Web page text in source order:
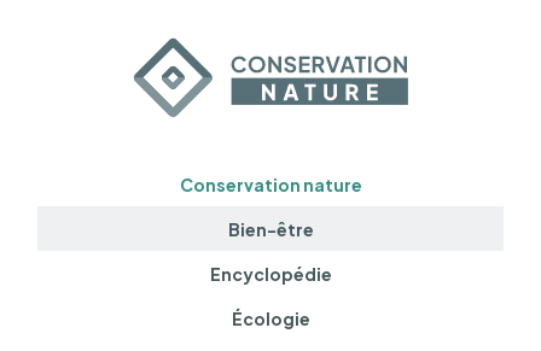
Conservation nature
Bien-être
Encyclopédie
Écologie